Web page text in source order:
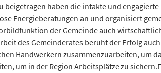
haben die intakte und
Energieberatungen an und organisiert
der Gemeinde auch
des Gemeinderates beruht der Erfolg
Handwerkern zusammenzuarbeiten, um
um in der Region Arbeitsplätze zu